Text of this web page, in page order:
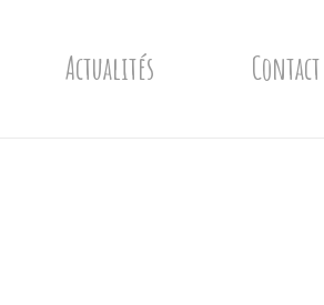
Actualités Contact